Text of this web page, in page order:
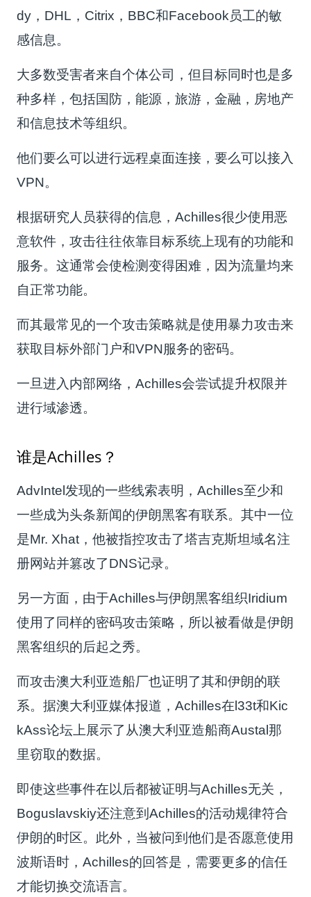
dy，DHL，Citrix，BBC和Facebook员工的敏
感信息。
大多数受害者来自个体公司，但目标同时也是多
种多样，包括国防，能源，旅游，金融，房地产
和信息技术等组织。
他们要么可以进行远程桌面连接，要么可以接入
VPN。
根据研究人员获得的信息，Achilles很少使用恶
意软件，攻击往往依靠目标系统上现有的功能和
服务。这通常会使检测变得困难，因为流量均来
自正常功能。
而其最常见的一个攻击策略就是使用暴力攻击来
获取目标外部门户和VPN服务的密码。
一旦进入内部网络，Achilles会尝试提升权限并
进行域渗透。
谁是Achilles？
AdvIntel发现的一些线索表明，Achilles至少和
一些成为头条新闻的伊朗黑客有联系。其中一位
是Mr. Xhat，他被指控攻击了塔吉克斯坦域名注
册网站并篡改了DNS记录。
另一方面，由于Achilles与伊朗黑客组织Iridium
使用了同样的密码攻击策略，所以被看做是伊朗
黑客组织的后起之秀。
而攻击澳大利亚造船厂也证明了其和伊朗的联
系。据澳大利亚媒体报道，Achilles在l33t和Kic
kAss论坛上展示了从澳大利亚造船商Austal那
里窃取的数据。
即使这些事件在以后都被证明与Achilles无关，
Boguslavskiy还注意到Achilles的活动规律符合
伊朗的时区。此外，当被问到他们是否愿意使用
波斯语时，Achilles的回答是，需要更多的信任
才能切换交流语言。